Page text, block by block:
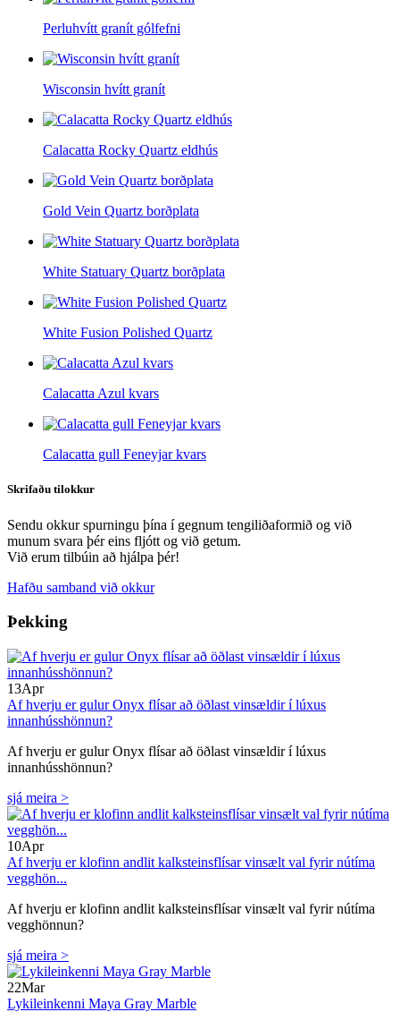
Perluhvítt granít gólfefni
Wisconsin hvítt granít
Calacatta Rocky Quartz eldhús
Gold Vein Quartz borðplata
White Statuary Quartz borðplata
White Fusion Polished Quartz
Calacatta Azul kvars
Calacatta gull Feneyjar kvars
Skrifaðu tilokkur
Sendu okkur spurningu þína í gegnum tengiliðaformið og við
munum svara þér eins fljótt og við getum.
Við erum tilbúin að hjálpa þér!
Hafðu samband við okkur
Þekking
13Apr
Af hverju er gulur Onyx flísar að öðlast vinsældir í lúxus
innanhússhönnun?
Af hverju er gulur Onyx flísar að öðlast vinsældir í lúxus
innanhússhönnun?
sjá meira >
10Apr
Af hverju er klofinn andlit kalksteinsflísar vinsælt val fyrir nútíma
vegghön...
Af hverju er klofinn andlit kalksteinsflísar vinsælt val fyrir nútíma
vegghönnun?
sjá meira >
22Mar
Lykileinkenni Maya Gray Marble